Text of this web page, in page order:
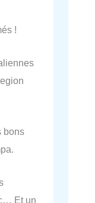
!
bons
Et un